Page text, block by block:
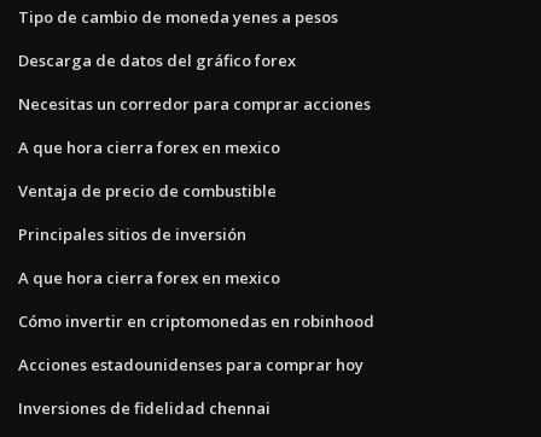
Tipo de cambio de moneda yenes a pesos
Descarga de datos del gráfico forex
Necesitas un corredor para comprar acciones
A que hora cierra forex en mexico
Ventaja de precio de combustible
Principales sitios de inversión
A que hora cierra forex en mexico
Cómo invertir en criptomonedas en robinhood
Acciones estadounidenses para comprar hoy
Inversiones de fidelidad chennai